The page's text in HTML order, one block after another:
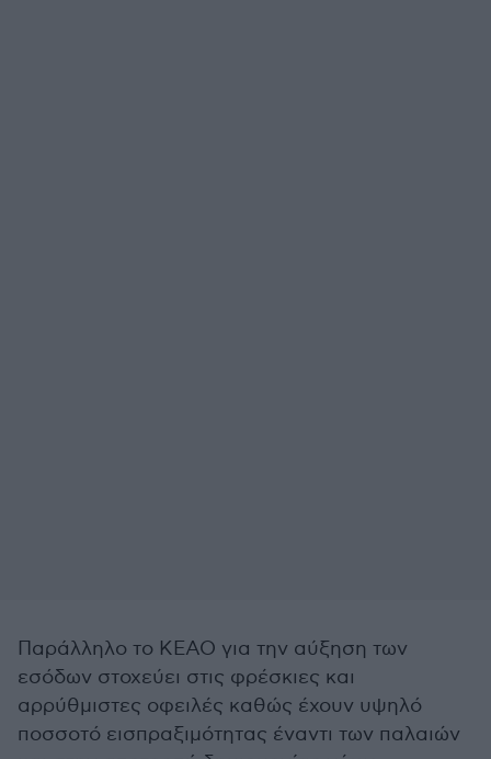
Παράλληλο το ΚΕΑΟ για την αύξηση των
εσόδων στοχεύει στις φρέσκιες και
αρρύθμιστες οφειλές καθώς έχουν υψηλό
ποσσοτό εισπραξιμότητας έναντι των παλαιών